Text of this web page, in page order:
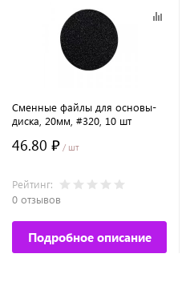
Сменные файлы для основы-
диска, 20мм, #320, 10 шт
46.80 ₽ / шт
Рейтинг:
0 отзывов
Подробное описание